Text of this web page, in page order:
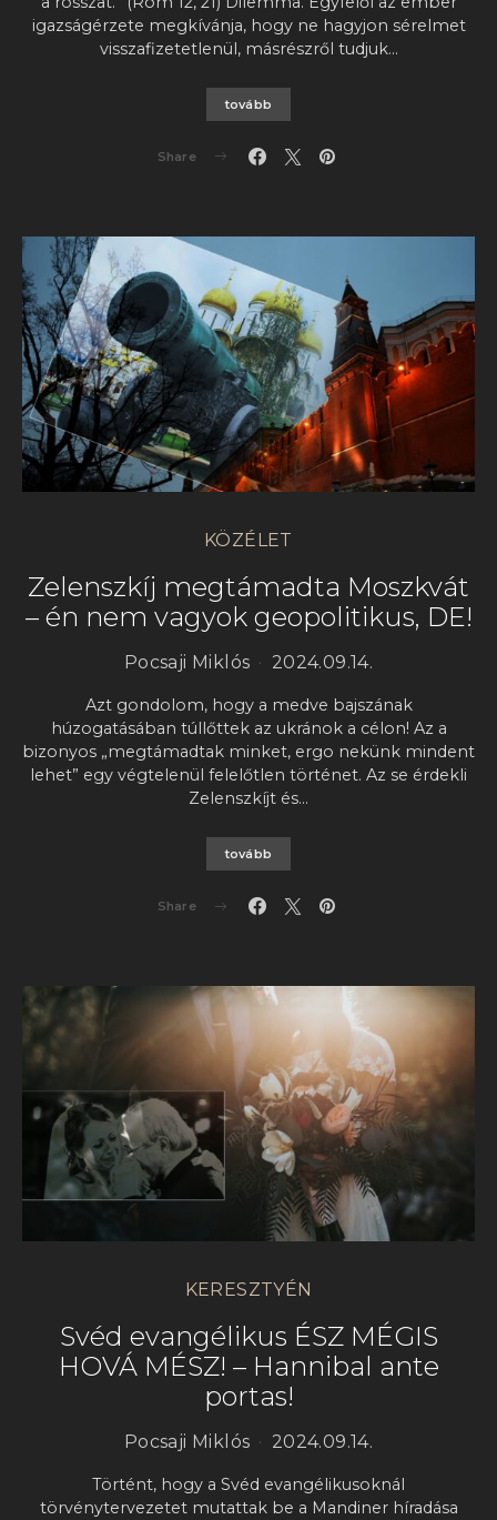
igazságérzete megkívánja, hogy ne hagyjon sérelmet
visszafizetetlenül, másrészről tudjuk…
tovább
Share
KÖZÉLET
Zelenszkíj megtámadta Moszkvát
– én nem vagyok geopolitikus, DE!
Pocsaji Miklós 2024.09.14.
Azt gondolom, hogy a medve bajszának
húzogatásában túllőttek az ukránok a célon! Az a
bizonyos „megtámadtak minket, ergo nekünk mindent
lehet” egy végtelenül felelőtlen történet. Az se érdekli
Zelenszkíjt és…
tovább
Share
KERESZTYÉN
Svéd evangélikus ÉSZ MÉGIS
HOVÁ MÉSZ! – Hannibal ante
portas!
Pocsaji Miklós 2024.09.14.
Történt, hogy a Svéd evangélikusoknál
törvénytervezetet mutattak be a Mandiner híradása